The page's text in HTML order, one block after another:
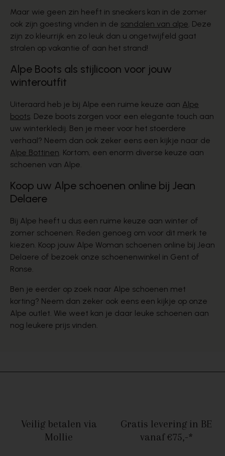
Maar wie geen zin heeft in sneakers kan in de zomer
ook zijn goesting vinden in de sandalen van alpe. Deze
zijn zo kleurrijk en zo leuk dan u ongetwijfeld gaat
stralen op vakantie of aan het strand!
Alpe Boots als stijlicoon voor jouw
winteroutfit
Uiteraard heb je bij Alpe een ruime keuze aan Alpe
boots. Deze boots zorgen voor een elegante touch aan
uw winterkledij. Ben je meer voor het stoerdere
verhaal? Neem dan ook zeker eens een kijkje naar de
Alpe Bottinen. Kortom, een enorm diverse keuze aan
schoenen van Alpe.
Koop uw Alpe schoenen online bij Jean
Delaere
Bij Alpe heeft u dus een ruime keuze aan winter of
zomer schoenen. Reden genoeg om voor dit merk te
kiezen. Koop jouw Alpe Woman schoenen online bij Jean
Delaere of bezoek onze schoenenwinkel in Gent of
Ronse.
Ben je eerder op zoek naar Alpe schoenen met
korting? Neem dan zeker ook eens een kijkje op onze
Alpe outlet. Wie weet kan je daar leuke schoenen aan
nog leukere prijs vinden.
Veilig betalen via
Mollie
Gratis levering in BE
vanaf €75,-*